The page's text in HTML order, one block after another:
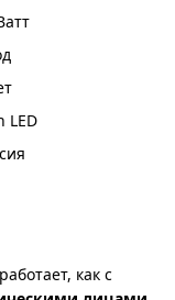
LED
как с